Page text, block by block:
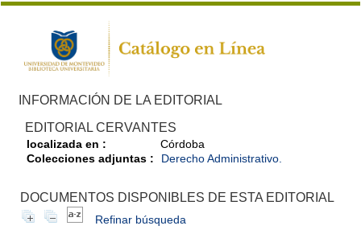
INFORMACIÓN DE LA EDITORIAL
EDITORIAL CERVANTES
localizada en :
Córdoba
Colecciones adjuntas :
Derecho Administrativo.
DOCUMENTOS DISPONIBLES DE ESTA EDITORIAL
Refinar búsqueda